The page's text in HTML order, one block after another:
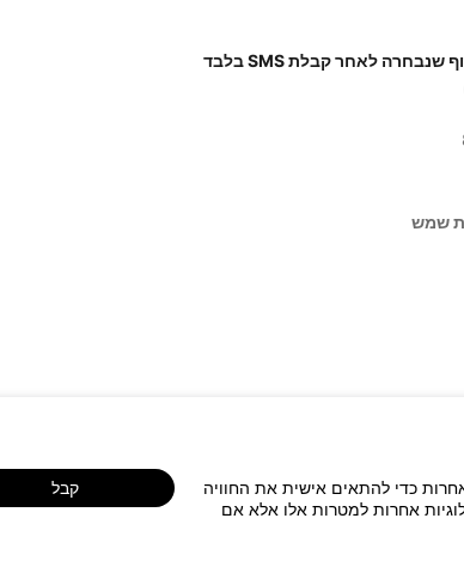
אחרות כדי להתאים אישית את החוויה
אחרות למטרות אלו אלא אם
קבל
יש להגיע לנקודת האיסוף שנבחרה לאחר קבלת SMS בלבד